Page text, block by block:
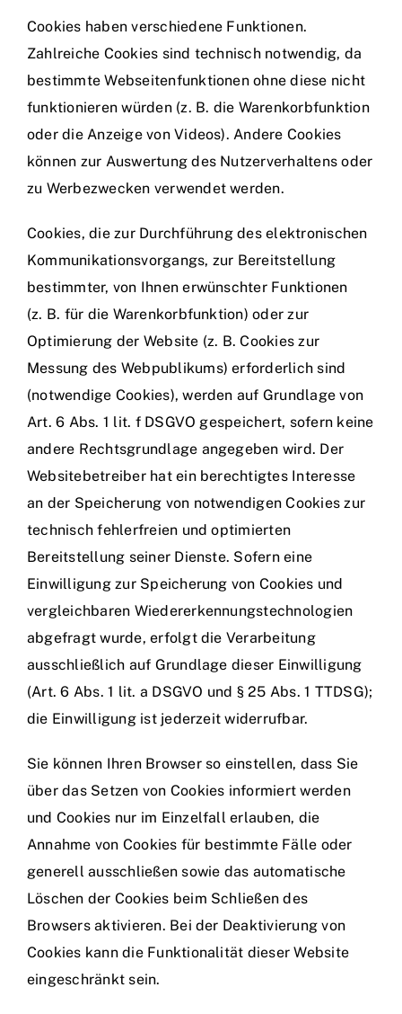
Cookies haben verschiedene Funktionen.
Zahlreiche Cookies sind technisch notwendig, da
bestimmte Webseitenfunktionen ohne diese nicht
funktionieren würden (z. B. die Warenkorbfunktion
oder die Anzeige von Videos). Andere Cookies
können zur Auswertung des Nutzerverhaltens oder
zu Werbezwecken verwendet werden.
Cookies, die zur Durchführung des elektronischen
Kommunikationsvorgangs, zur Bereitstellung
bestimmter, von Ihnen erwünschter Funktionen
(z. B. für die Warenkorbfunktion) oder zur
Optimierung der Website (z. B. Cookies zur
Messung des Webpublikums) erforderlich sind
(notwendige Cookies), werden auf Grundlage von
Art. 6 Abs. 1 lit. f DSGVO gespeichert, sofern keine
andere Rechtsgrundlage angegeben wird. Der
Websitebetreiber hat ein berechtigtes Interesse
an der Speicherung von notwendigen Cookies zur
technisch fehlerfreien und optimierten
Bereitstellung seiner Dienste. Sofern eine
Einwilligung zur Speicherung von Cookies und
vergleichbaren Wiedererkennungstechnologien
abgefragt wurde, erfolgt die Verarbeitung
ausschließlich auf Grundlage dieser Einwilligung
(Art. 6 Abs. 1 lit. a DSGVO und § 25 Abs. 1 TTDSG);
die Einwilligung ist jederzeit widerrufbar.
Sie können Ihren Browser so einstellen, dass Sie
über das Setzen von Cookies informiert werden
und Cookies nur im Einzelfall erlauben, die
Annahme von Cookies für bestimmte Fälle oder
generell ausschließen sowie das automatische
Löschen der Cookies beim Schließen des
Browsers aktivieren. Bei der Deaktivierung von
Cookies kann die Funktionalität dieser Website
eingeschränkt sein.